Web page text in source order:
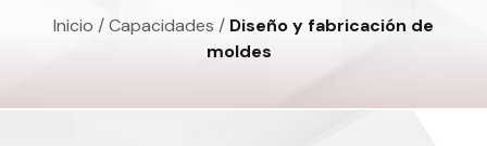
Inicio /Capacidades / Diseño y fabricación de
moldes